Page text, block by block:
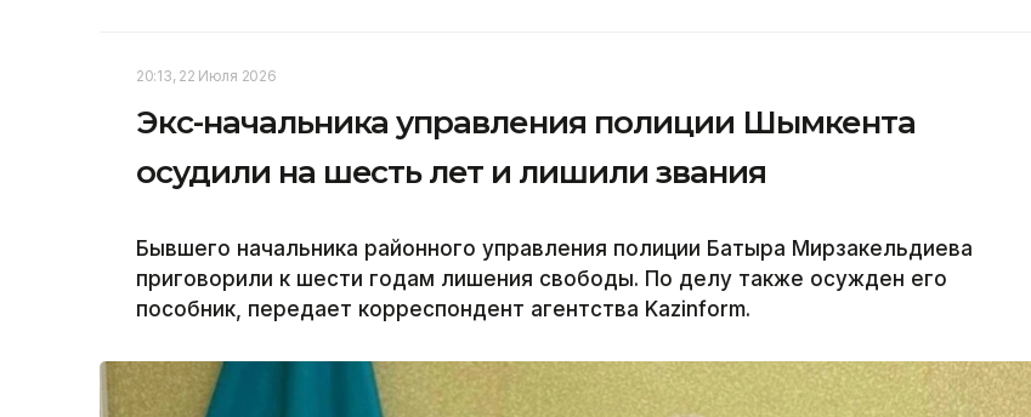
20:13, 22 Июля 2026
Экс-начальника управления полиции Шымкента
осудили на шесть лет и лишили звания
Бывшего начальника районного управления полиции Батыра Мирзакельдиева
приговорили к шести годам лишения свободы. По делу также осужден его
пособник, передает корреспондент агентства Kazinform.